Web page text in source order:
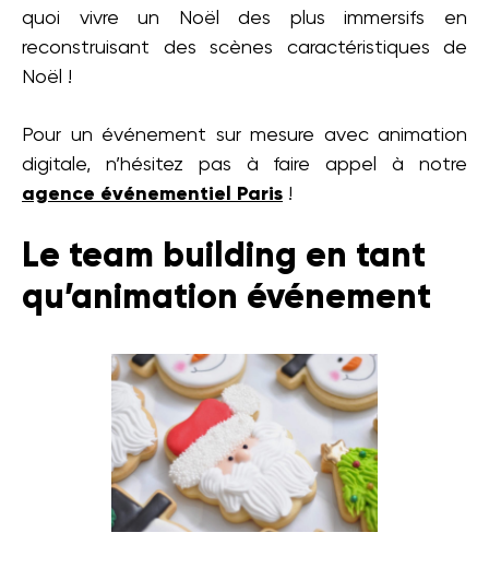
quoi vivre un Noël des plus immersifs en
reconstruisant des scènes caractéristiques de
Noël !
Pour un événement sur mesure avec animation
digitale, n’hésitez pas à faire appel à notre
agence événementiel Paris !
Le team building en tant
qu’animation événement